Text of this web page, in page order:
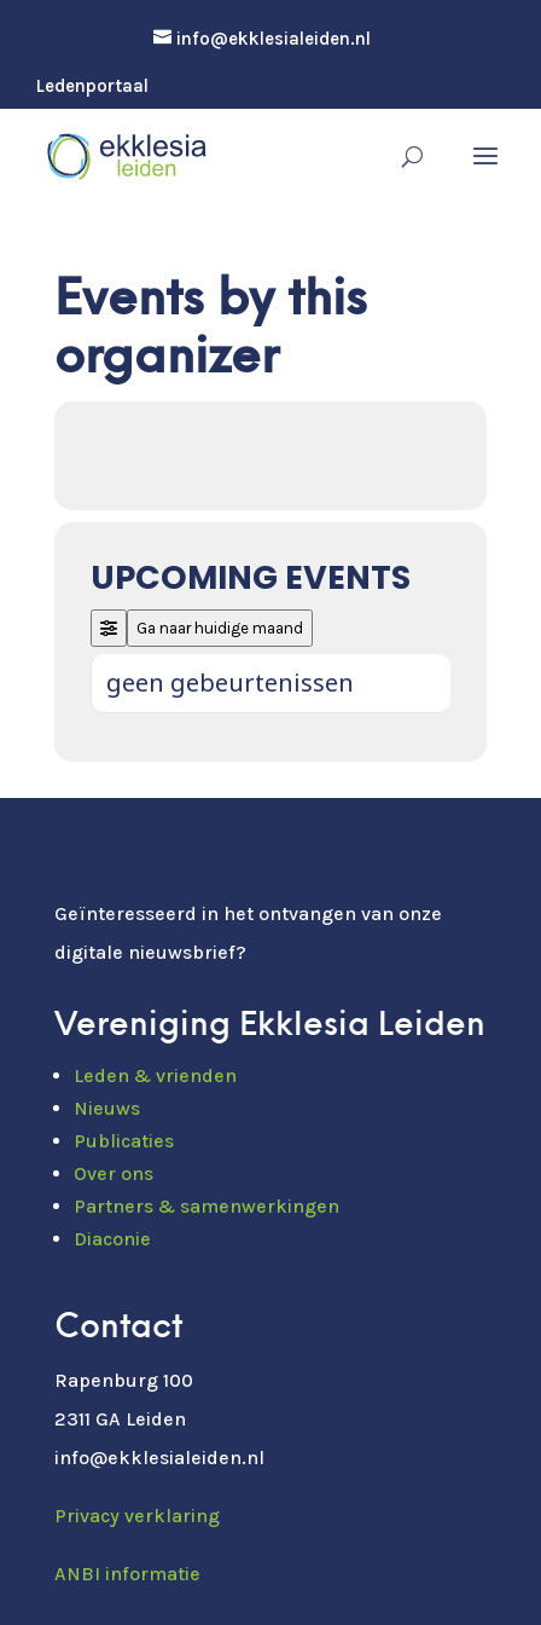
info@ekklesialeiden.nl
Ledenportaal
Events by this
organizer
UPCOMING EVENTS
Ga naar huidige maand
geen gebeurtenissen
Geïnteresseerd in het ontvangen van onze
digitale nieuwsbrief?
Vereniging Ekklesia Leiden
Leden & vrienden
Nieuws
Publicaties
Over ons
Partners & samenwerkingen
Diaconie
Contact
Rapenburg 100
2311 GA Leiden
info@ekklesialeiden.nl
Privacy verklaring
ANBI informatie